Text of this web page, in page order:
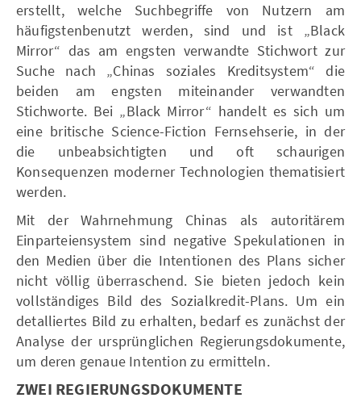
erstellt, welche Suchbegriffe von Nutzern am
häufigstenbenutzt werden, sind und ist „Black
Mirror“ das am engsten verwandte Stichwort zur
Suche nach „Chinas soziales Kreditsystem“ die
beiden am engsten miteinander verwandten
Stichworte. Bei „Black Mirror“ handelt es sich um
eine britische Science-Fiction Fernsehserie, in der
die unbeabsichtigten und oft schaurigen
Konsequenzen moderner Technologien thematisiert
werden.
Mit der Wahrnehmung Chinas als autoritärem
Einparteiensystem sind negative Spekulationen in
den Medien über die Intentionen des Plans sicher
nicht völlig überraschend. Sie bieten jedoch kein
vollständiges Bild des Sozialkredit-Plans. Um ein
detalliertes Bild zu erhalten, bedarf es zunächst der
Analyse der ursprünglichen Regierungsdokumente,
um deren genaue Intention zu ermitteln.
ZWEI REGIERUNGSDOKUMENTE